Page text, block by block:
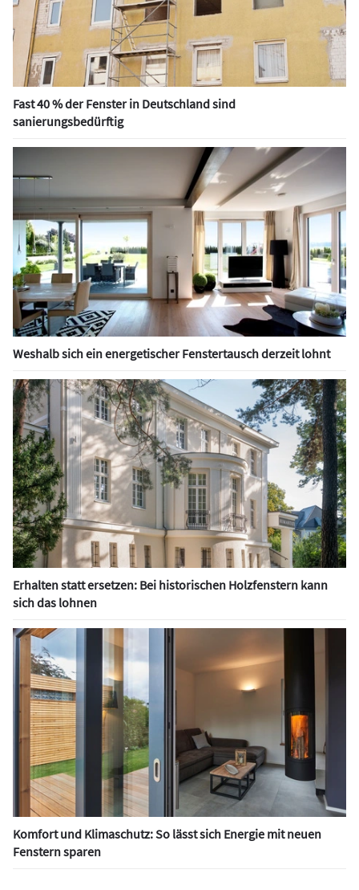
Fast 40 % der Fenster in Deutschland sind
sanierungsbedürftig
Weshalb sich ein energetischer Fenstertausch derzeit lohnt
Erhalten statt ersetzen: Bei historischen Holzfenstern kann
sich das lohnen
Komfort und Klimaschutz: So lässt sich Energie mit neuen
Fenstern sparen